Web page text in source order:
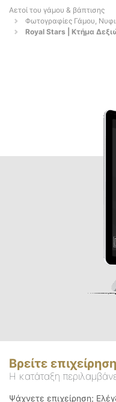
Αετοί του γάμου & βάπτισης
Φωτογραφίες Γάμου,
Royal Stars | Κτήμα
Βρείτε επιχείρηση
Η κατάταξη
Ψάχνετε επιχείρηση;